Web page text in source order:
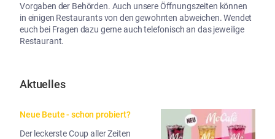
Vorgaben der Behörden. Auch unsere Öffnungszeiten können
in einigen Restaurants von den gewohnten abweichen. Wendet
euch bei Fragen dazu gerne auch telefonisch an das jeweilige
Restaurant.
Aktuelles
Neue Beute - schon probiert?
Der leckerste Coup aller Zeiten